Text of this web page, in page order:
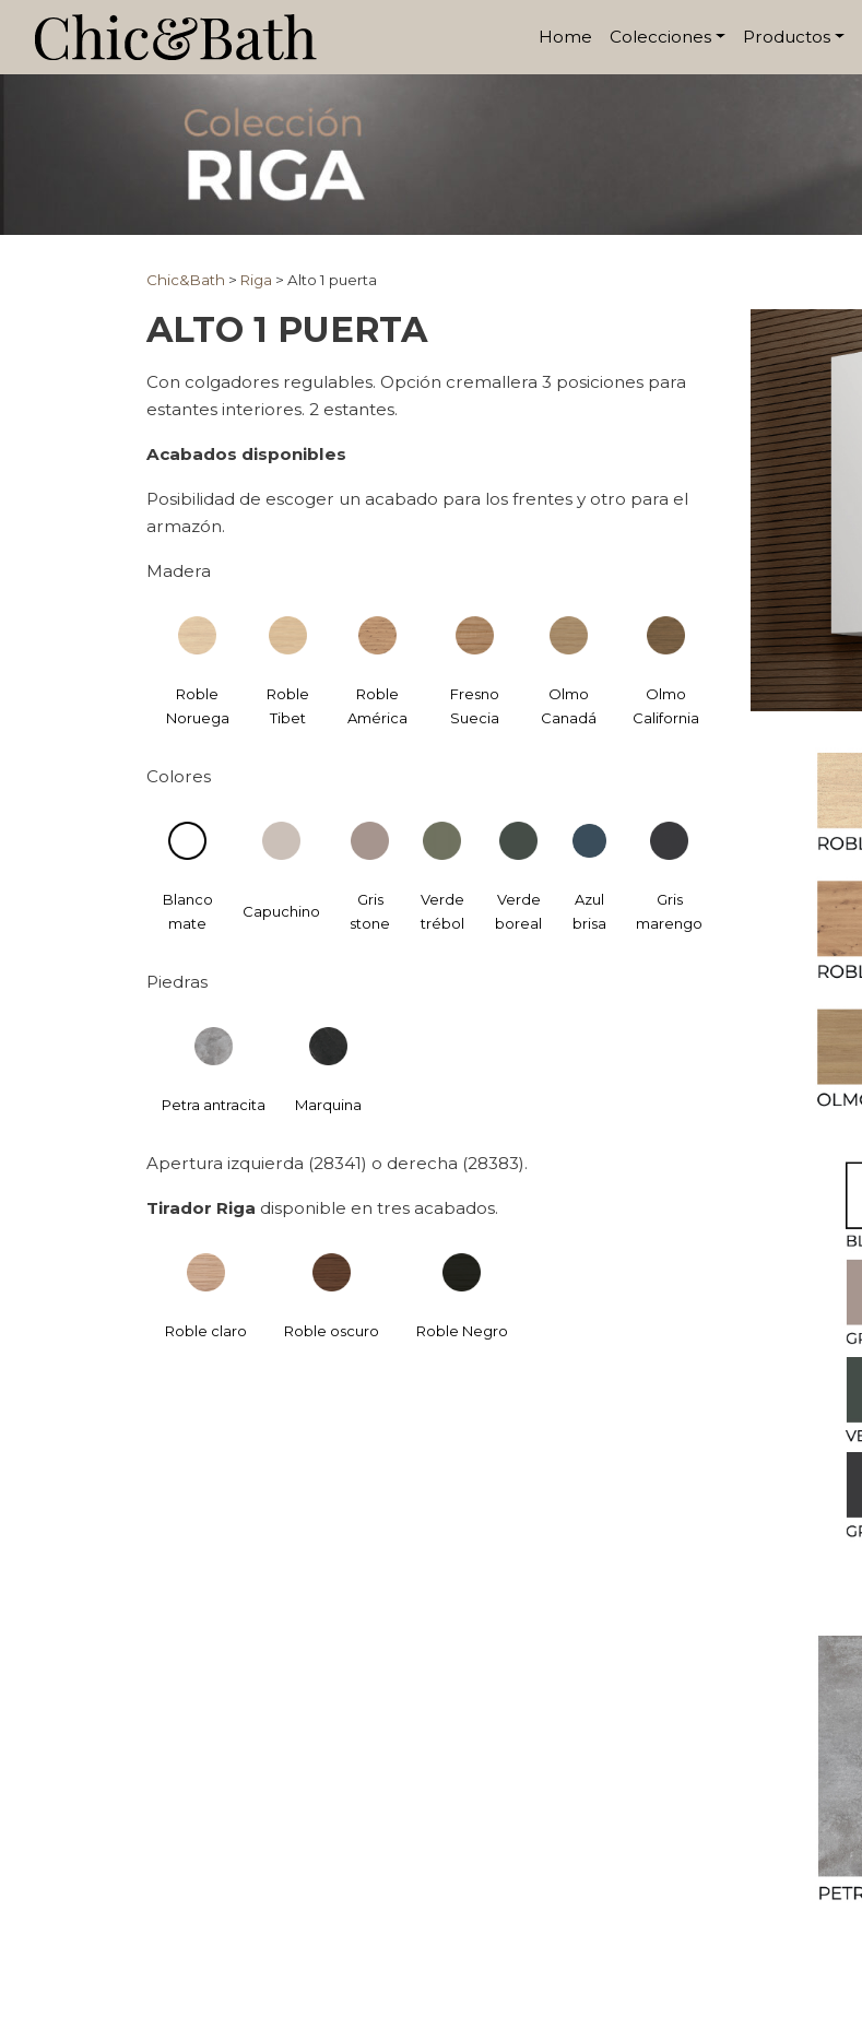
Home Colecciones Productos
Chic&Bath > Riga > Alto 1 puerta
ALTO 1 PUERTA
Con colgadores regulables. Opción cremallera 3 posiciones para
estantes interiores. 2 estantes.
Acabados disponibles
Posibilidad de escoger un acabado para los frentes y otro para el
armazón.
Madera
Roble
Noruega
Roble
Tibet
Roble
América
Fresno
Suecia
Olmo
Canadá
Olmo
California
Colores
Blanco
mate
Capuchino
Gris
stone
Verde
trébol
Verde
boreal
Azul
brisa
Gris
marengo
Piedras
Petra antracita Marquina
Apertura izquierda (28341) o derecha (28383).
Tirador Riga disponible en tres acabados.
Roble claro Roble oscuro Roble Negro